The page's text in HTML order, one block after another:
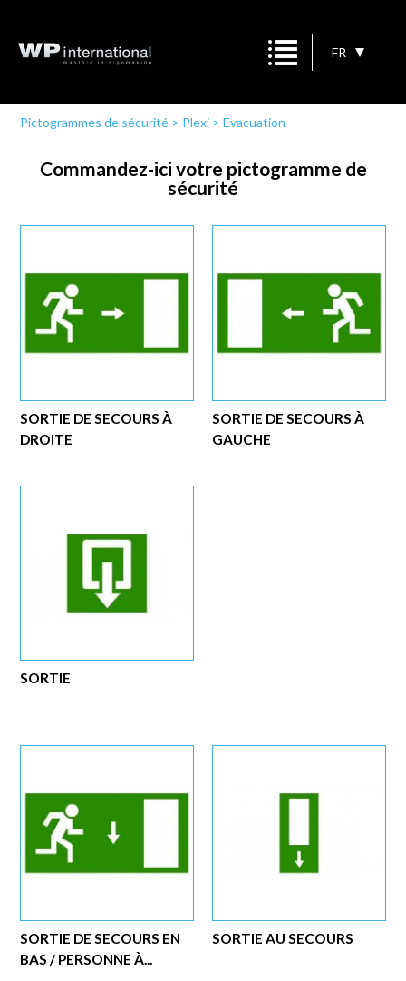
FR
Pictogrammes de sécurité > Plexi >Evacuation
Commandez-ici votre pictogramme de
sécurité
SORTIE DE SECOURS À
DROITE
SORTIE DE SECOURS À
GAUCHE
SORTIE
SORTIE AU SECOURS
SORTIE DE SECOURS EN
BAS / PERSONNE À...